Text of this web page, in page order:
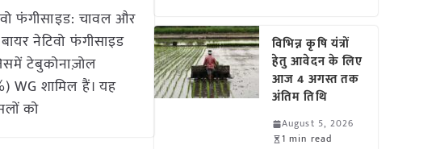
फंगीसाइड: चावल और
नेटिवो फंगीसाइड
टेबुकोनाज़ोल
WG शामिल हैं। यह
को
विभिन्न कृषि यंत्रों
हेतु आवेदन के लिए
आज 4 अगस्त तक
अंतिम तिथि
August 5, 2026
1 min read